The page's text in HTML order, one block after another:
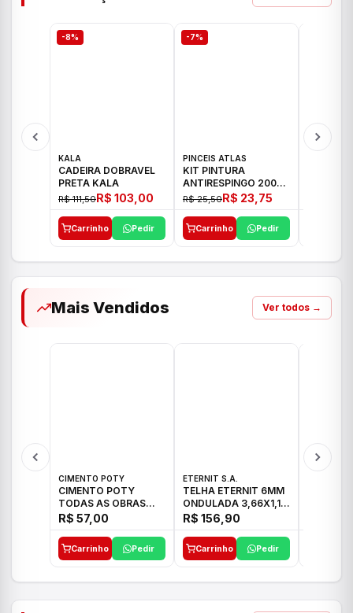
-8%
KALA
CADEIRA DOBRAVEL
PRETA KALA
R$ 111,50R$ 103,00
Carrinho Pedir
-7%
PINCEIS ATLAS
KIT PINTURA
ANTIRESPINGO 2003
ATLAS 03 PCS
R$ 25,50R$ 23,75
Carrinho Pedir
Mais Vendidos Ver todos →
CIMENTO POTY
CIMENTO POTY
TODAS AS OBRAS
50KG CP-II F/32
R$ 57,00
Carrinho Pedir
ETERNIT S.A.
TELHA ETERNIT 6MM
ONDULADA 3,66X1,10
48,80KG
R$ 156,90
Carrinho Pedir